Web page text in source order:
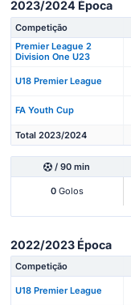
2023/2024 Época
Competição
Premier League 2
Division One U23
U18 Premier League
FA Youth Cup
Total 2023/2024
/ 90 min
0Golos
2022/2023 Época
Competição
U18 Premier League